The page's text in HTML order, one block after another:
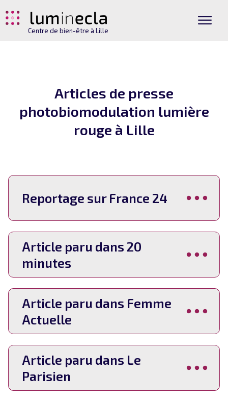
Centre de bien-être à Lille
Articles de presse
photobiomodulation lumière
rouge à Lille
Reportage sur France 24
Article paru dans 20
minutes
Article paru dans Femme
Actuelle
Article paru dans Le
Parisien